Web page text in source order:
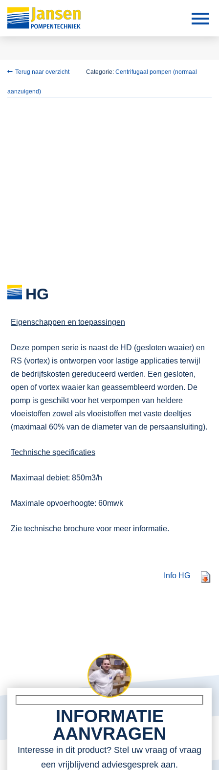
Terug naar overzicht Categorie: Centrifugaal pompen (normaal
aanzuigend)
HG
Eigenschappen en toepassingen
Deze pompen serie is naast de HD (gesloten waaier) en
RS (vortex) is ontworpen voor lastige applicaties terwijl
de bedrijfskosten gereduceerd werden. Een gesloten,
open of vortex waaier kan geassembleerd worden. De
pomp is geschikt voor het verpompen van heldere
vloeistoffen zowel als vloeistoffen met vaste deeltjes
(maximaal 60% van de diameter van de persaansluiting).
Technische specificaties
Maximaal debiet: 850m3/h
Maximale opvoerhoogte: 60mwk
Zie technische brochure voor meer informatie.
Info HG
INFORMATIE
AANVRAGEN
Interesse in dit product? Stel uw vraag of vraag
een vrijblijvend adviesgesprek aan.